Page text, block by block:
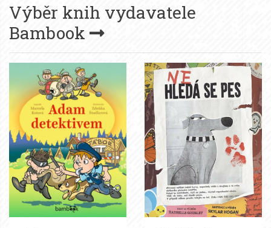
Výběr knih vydavatele
Bambook